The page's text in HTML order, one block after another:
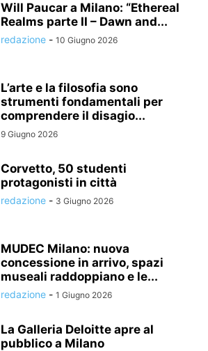
Will Paucar a Milano: “Ethereal
Realms parte II – Dawn and...
redazione - 10 Giugno 2026
L’arte e la filosofia sono
strumenti fondamentali per
comprendere il disagio...
9 Giugno 2026
Corvetto, 50 studenti
protagonisti in città
redazione - 3 Giugno 2026
MUDEC Milano: nuova
concessione in arrivo, spazi
museali raddoppiano e le...
redazione - 1 Giugno 2026
La Galleria Deloitte apre al
pubblico a Milano